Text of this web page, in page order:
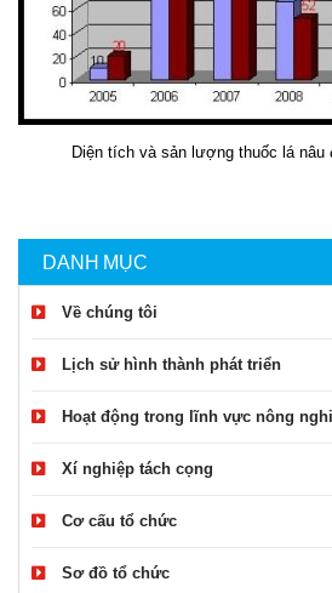
DANH MỤC
Về chúng tôi
Lịch sử hình thành phát triển
Hoạt động trong lĩnh vực nông
Xí nghiệp tách cọng
Cơ cấu tổ chức
Sơ đồ tổ chức
Diện tích và sản lượng thuốc lá nâu